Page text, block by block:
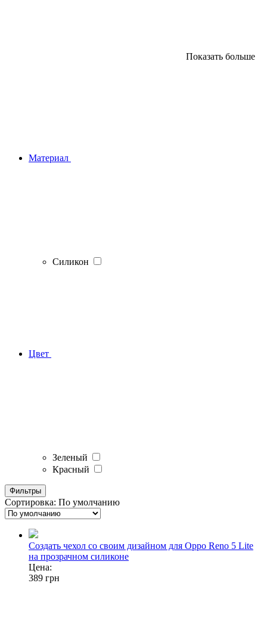
Показать больше
Материал
Силикон
Цвет
Зеленый
Красный
Фильтры
Сортировка: По умолчанию
Создать чехол со своим дизайном для Oppo Reno 5 Lite
на прозрачном силиконе
Цена:
389 грн